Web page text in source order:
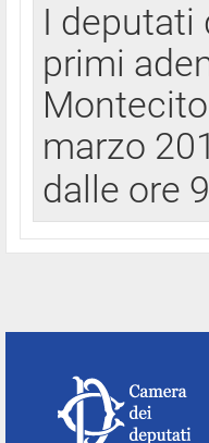
I deputati
primi
marzo
dalle ore